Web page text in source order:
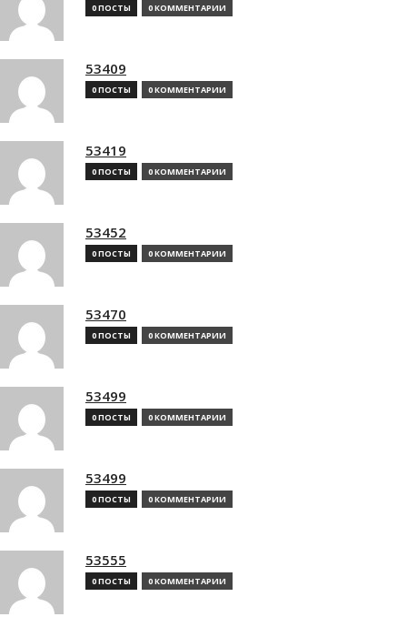
0 ПОСТЫ 0 КОММЕНТАРИИ
53409
0 ПОСТЫ 0 КОММЕНТАРИИ
53419
0 ПОСТЫ 0 КОММЕНТАРИИ
53452
0 ПОСТЫ 0 КОММЕНТАРИИ
53470
0 ПОСТЫ 0 КОММЕНТАРИИ
53499
0 ПОСТЫ 0 КОММЕНТАРИИ
53499
0 ПОСТЫ 0 КОММЕНТАРИИ
53555
0 ПОСТЫ 0 КОММЕНТАРИИ